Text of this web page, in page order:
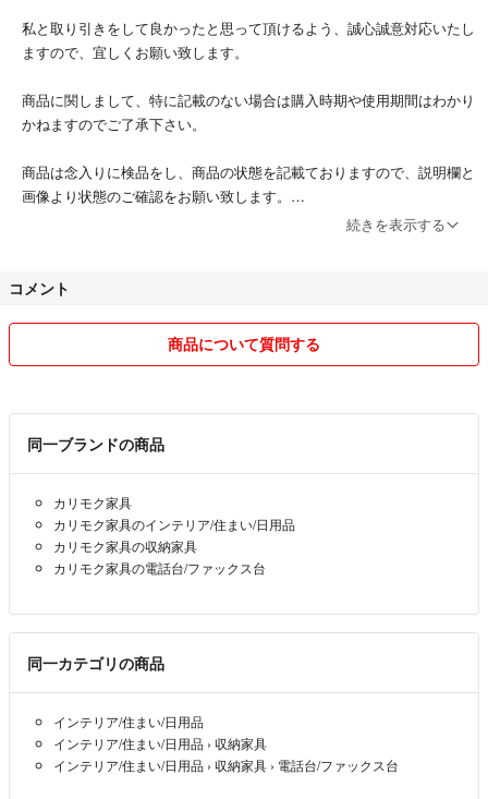
誠意を持って対応させて頂きますので、よろしくお願いします。
☆☆☆☆☆
万が一、到着した商品に不備・不具合がありましたら、評価の前にご連絡
をお願いします。早急に対応させていただきます。
（一旦評価をされますと、対応ができなくなりますのでご注意下さい。）
☆☆☆☆☆
#カリモク
#サイドテーブル
#ヴィンテージ
私と取り引きをして良かったと思って頂けるよう、誠心誠意対応いたし
ますので、宜しくお願い致します。
商品に関しまして、特に記載のない場合は購入時期や使用期間はわかり
かねますのでご了承下さい。
商品は念入りに検品をし、商品の状態を記載ておりますので、説明欄と
画像より状態のご確認をお願い致します。
ットはいませんが、細かい事が気になる方や神経質な方は、ご購入をご
遠慮下さい。
メッセージのやり取りもできるだけ早く対応させて頂くつもりでいます
が、仕事等で手が空かない際は返信が遅れることもございます。 その
ご購入後の質問にはお答えできませんので、よろしくお願いします。
発送は設定日までに必ずさせていただきます。もしも、遅れる場合には
事前にご連絡させていただきます。
基本的に安価な発送方法を選択しますが、別の発送などご希望があれば
ご相談下さい。
送料上乗せにて出来る限り対応させていただきます。
コンビニ・ATM払いのお支払いについては、24時間以内にお願いしま
す、遅れる場合はご連絡をお願い致します。
続きを表示する
コメント
商品について質問する
同一ブランドの商品
カリモク家具
カリモク家具のインテリア/住まい/日用品
カリモク家具の収納家具
カリモク家具の電話台/ファックス台
同一カテゴリの商品
インテリア/住まい/日用品
インテリア/住まい/日用品 › 収納家具
インテリア/住まい/日用品 › 収納家具 › 電話台/ファックス台